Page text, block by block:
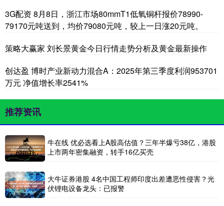
3G配资 8月8日，浙江市场80mmT1低氧铜杆报价78990-
79170元吨送到，均价79080元吨，较上一日涨20元吨。
策略大赢家 刘长景黄金今日行情走势分析及黄金最新操作
创达盈 博时产业新动力混合A：2025年第三季度利润953701
万元 净值增长率2541%
推荐资讯
牛在线 优必选看上A股高估值？三年半爆亏38亿，港股
上市两年密集融资，转手16亿买壳
大牛证券港股 4名中国工程师印度出差遭恶性侵害？光
伏锂电设备龙头：已报警